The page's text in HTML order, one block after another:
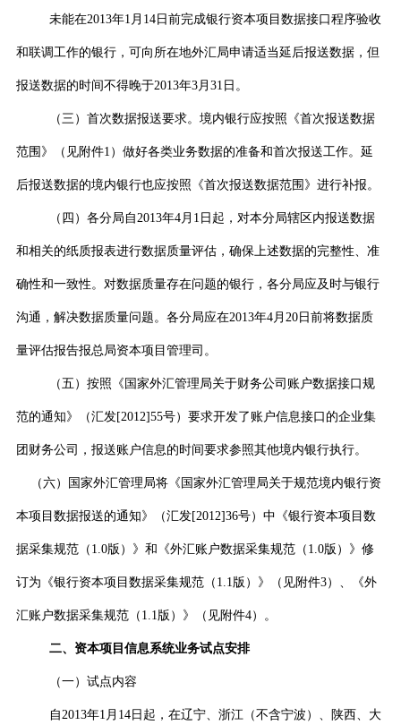
未能在2013年1 月 14 日前完成银行资本项目数据接口程序验收
和联调工作的银行，可向所在地外汇局申请适当延后报送数据，但
报送数据的时间不得晚于2013年3月 31 日。
（三）首次数据报送要求。境内银行应按照《首次报送数据
范围》（见附件1 ）做好各类业务数据的准备和首次报送工作。延
后报送数据的境内银行也应按照《首次报送数据范围》进行补报。
（四）各分局自 2013年4 月 1 日起，对本分局辖区内报送数据
和相关的纸质报表进行数据质量评估，确保上述数据的完整性、准
确性和一致性。对数据质量存在问题的银行，各分局应及时与银行
沟通，解决数据质量问题。各分局应在2013年4月 20日前将数据质
量评估报告报总局资本项目管理司。
（五）按照《国家外汇管理局关于财务公司账户数据接口规
范的通知》（汇发[2012]55号）要求开发了账户信息接口的企业集
团财务公司，报送账户信息的时间要求参照其他境内银行执行。
（六）国家外汇管理局将《国家外汇管理局关于规范境内银行资
本项目数据报送的通知》（汇发[2012]36号）中《银行资本项目数
据采集规范（ 1.0版）》和《外汇账户数据采集规范（ 1.0版）》修
订为《银行资本项目数据采集规范（ 1.1 版）》（见附件3）、《外
汇账户数据采集规范（ 1.1 版）》（见附件4）。
二、资本项目信息系统业务试点安排
（一）试点内容
自 2013年1 月 14 日起，在辽宁、浙江（不含宁波）、陕西、大